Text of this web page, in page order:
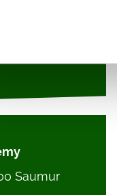
. Vous pouvez
Doué-en-
Saumur